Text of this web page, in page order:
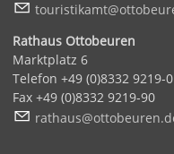
t
r st k mt tt b r
Rathaus Ottobeuren
Marktplatz 6
Telefon +49 (0)8332 9219-0
Fax +49 (0)8332 9219-90
r th s tt b r n d